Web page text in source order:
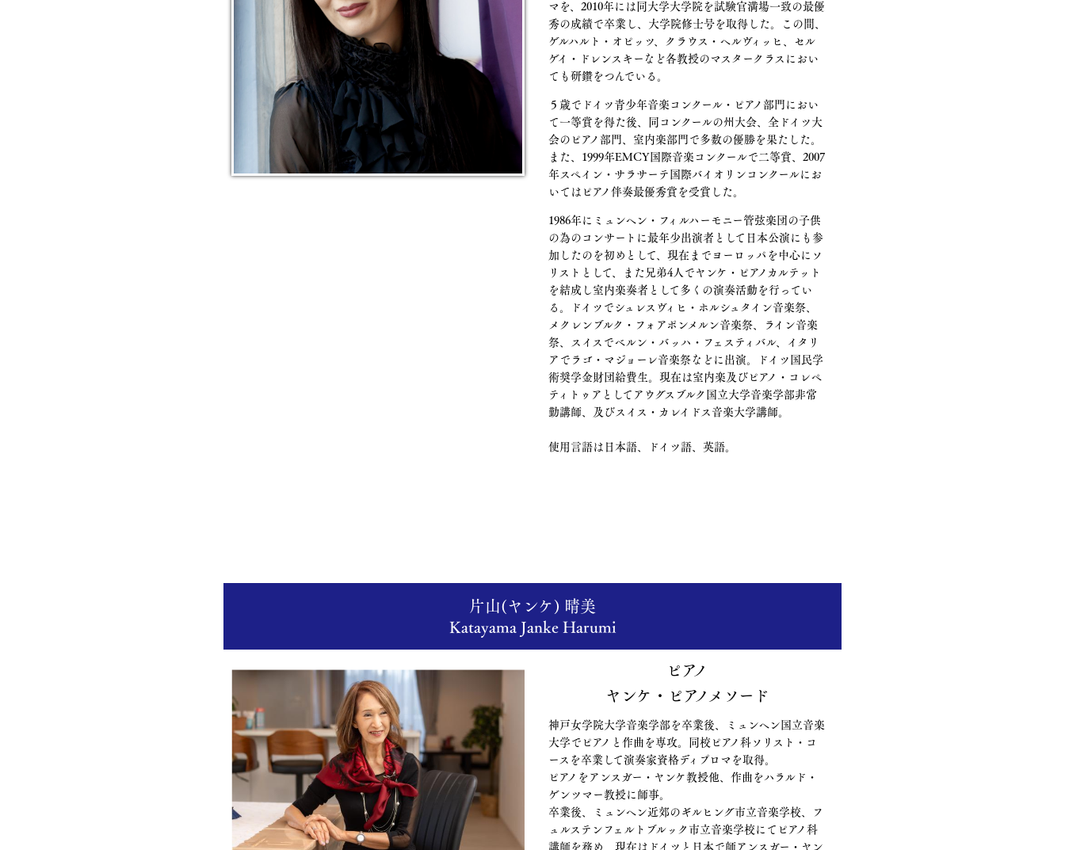
マを、2010年には同大学大学院を試験官満場一致の最優
秀の成績で卒業し、大学院修士号を取得した。この間、
ゲルハルト・オピッツ、クラウス・ヘルヴィッヒ、セル
ゲイ・ドレンスキーなど各教授のマスタークラスにおい
ても研鑽をつんでいる。
５歳でドイツ青少年音楽コンクール・ピアノ部門におい
て一等賞を得た後、同コンクールの州大会、全ドイツ大
会のピアノ部門、室内楽部門で多数の優勝を果たした。
また、1999年EMCY国際音楽コンクールで二等賞、2007
年スペイン・サラサーテ国際バイオリンコンクールにお
いてはピアノ伴奏最優秀賞を受賞した。
1986年にミュンヘン・フィルハーモニー管弦楽団の子供
の為のコンサートに最年少出演者として日本公演にも参
加したのを初めとして、現在までヨーロッパを中心にソ
リストとして、また兄弟4人でヤンケ・ピアノカルテット
を結成し室内楽奏者として多くの演奏活動を行ってい
る。ドイツでシュレスヴィヒ・ホルシュタイン音楽祭、
メクレンブルク・フォアポンメルン音楽祭、ライン音楽
祭、スイスでベルン・バッハ・フェスティバル、イタリ
アでラゴ・マジョーレ音楽祭などに出演。ドイツ国民学
術奨学金財団給費生。現在は室内楽及びピアノ・コレペ
ティトゥアとしてアウグスブルク国立大学音楽学部非常
勤講師、及びスイス・カレイドス音楽大学講師。
使用言語は日本語、ドイツ語、英語。
片山(ヤンケ) 晴美
Katayama Janke Harumi
ピアノ
ヤンケ・ピアノメソード
神戸女学院大学音楽学部を卒業後、ミュンヘン国立音楽
大学でピアノと作曲を専攻。同校ピアノ科ソリスト・コ
ースを卒業して演奏家資格ディプロマを取得。
ピアノをアンスガー・ヤンケ教授他、作曲をハラルド・
ゲンツマー教授に師事。
卒業後、ミュンヘン近郊のギルヒング市立音楽学校、フ
ュルステンフェルトブルック市立音楽学校にてピアノ科
講師を務め、現在はドイツと日本で師アンスガー・ヤン